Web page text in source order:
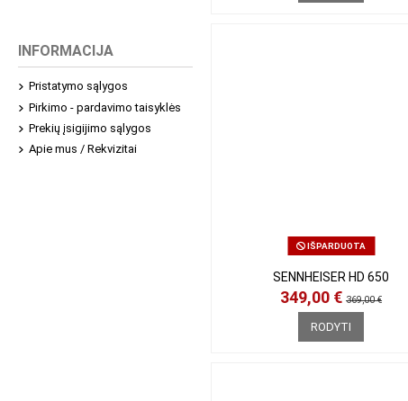
IŠPARDUOTA
SENNHEISER HD 650
349,00 €369,00 €
RODYTI
INFORMACIJA
Pristatymo sąlygos
Pirkimo - pardavimo taisyklės
Prekių įsigijimo sąlygos
Apie mus / Rekvizitai